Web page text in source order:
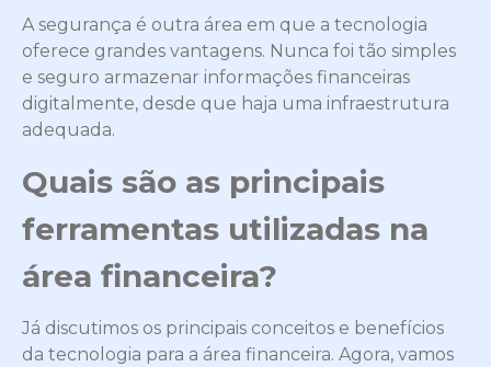
A segurança é outra área em que a tecnologia
oferece grandes vantagens. Nunca foi tão simples
e seguro armazenar informações financeiras
digitalmente, desde que haja uma infraestrutura
adequada.
Quais são as principais
ferramentas utilizadas na
área financeira?
Já discutimos os principais conceitos e benefícios
da tecnologia para a área financeira. Agora, vamos